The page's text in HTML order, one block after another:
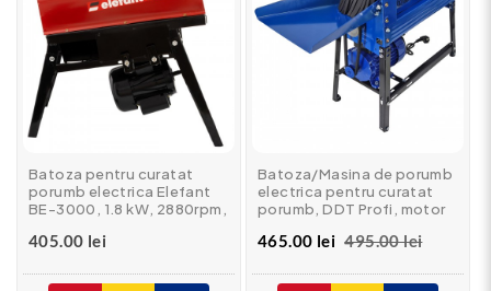
Batoza pentru curatat
porumb electrica Elefant
BE-3000, 1.8 kW, 2880rpm,
405.00 lei
Batoza/Masina de porumb
electrica pentru curatat
porumb, DDT Profi, motor
Buton on/of
465.00 lei 495.00 lei